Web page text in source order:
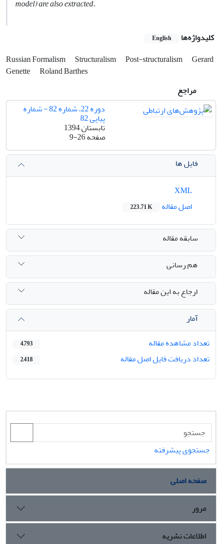
model) are also extracted.
کلیدواژه‌ها English
Russian Formalism Structuralism Post-structuralism
Gerard
Genette
Roland Barthes
مراجع
دوره 22، شماره 82 - شماره
پیاپی 82
تابستان 1394
صفحه9-26
فایل ها
اصل مقاله
223.71 K
سابقه مقاله
هم رسانی
ارجاع به این مقاله
آمار
تعداد مشاهده مقاله
4,793
تعداد دریافت فایل اصل مقاله 2,418
جستجوی پیشرفته
صفحه اصلی
مرور
اطلاعات نشریه